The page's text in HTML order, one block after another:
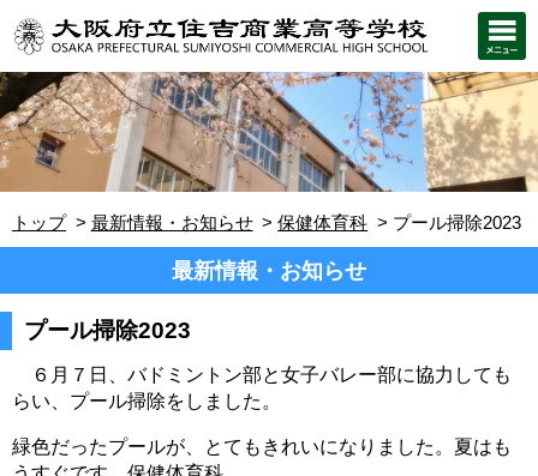
トップ 最新情報・お知らせ 保健体育科 プール掃除2023
最新情報・お知らせ
プール掃除2023
６月７日、 バドミントン部と女子バレー部に協力しても
らい、 プール掃除をしました。
緑色だったプールが、とてもきれいになりました。夏はも